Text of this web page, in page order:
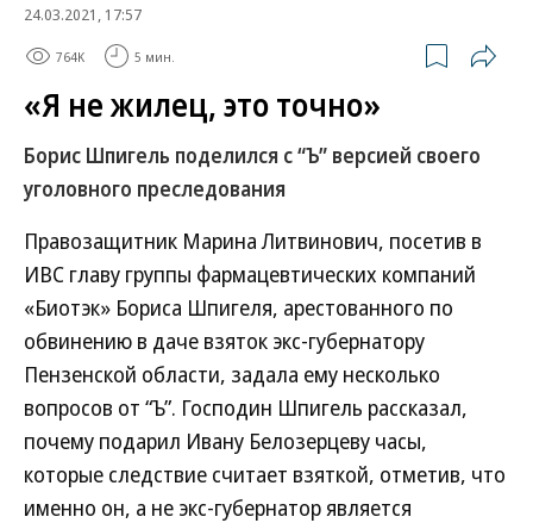
24.03.2021, 17:57
764K 5 мин.
«Я не жилец, это точно»
Борис Шпигель поделился с “Ъ” версией своего
уголовного преследования
Правозащитник Марина Литвинович, посетив в
ИВС главу группы фармацевтических компаний
«Биотэк» Бориса Шпигеля, арестованного по
обвинению в даче взяток экс-губернатору
Пензенской области, задала ему несколько
вопросов от “Ъ”. Господин Шпигель рассказал,
почему подарил Ивану Белозерцеву часы,
которые следствие считает взяткой, отметив, что
именно он, а не экс-губернатор является